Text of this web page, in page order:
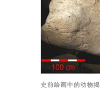
史前绘画中的动物揭